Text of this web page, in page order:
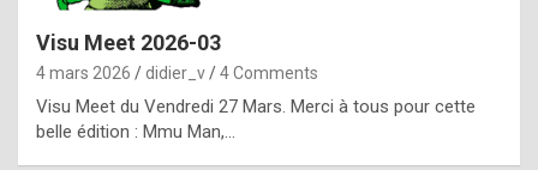
p
l
Visu Meet 2026-03
4 mars 2026 didier_v 4 Comments
Visu Meet du Vendredi 27 Mars. Merci à tous pour cette
belle édition : Mmu Man,…